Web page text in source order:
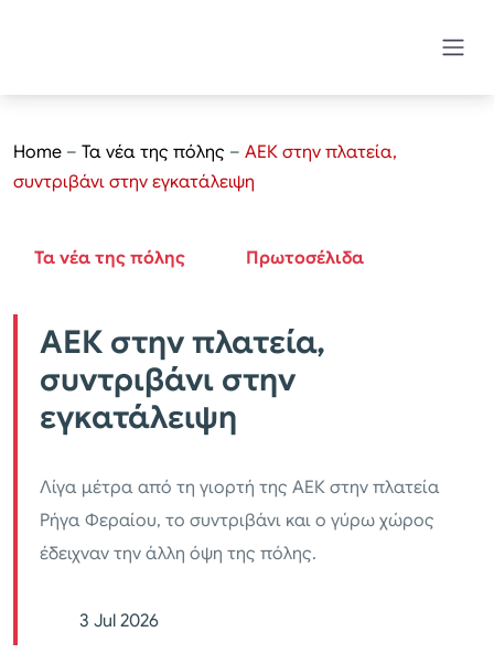
Home – Τα νέα της πόλης – ΑΕΚ στην πλατεία,
συντριβάνι στην εγκατάλειψη
Τα νέα της πόλης Πρωτοσέλιδα
ΑΕΚ στην πλατεία,
συντριβάνι στην
εγκατάλειψη
Λίγα μέτρα από τη γιορτή της ΑΕΚ στην πλατεία
Ρήγα Φεραίου, το συντριβάνι και ο γύρω χώρος
έδειχναν την άλλη όψη της πόλης.
3 Jul 2026